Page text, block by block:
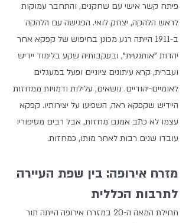
פיתח קשר אישי עם שחקנים, והתחבר עמוקות
לראש הלהקה, יצחק לואי. הפגישה עם הלהקה
ב-1911 הייתה רגע מכונן בחיפוש של קפקא אחר
יהדות "אותנטית", ובעקבותיה שקע בלימוד יידיש
ועברית, קרא עיתונים ציוניים ופעל במעגלים
לאומיים-יהודיים. נושאים, עלילות ודמויות ממחזות
היידיש שקפקא ראה, השפיעו על יצירותיו. קפקא
עצמו לא כתב אמנם מחזות, אבל רבים מסיפוריו
עובדו שנים רבות לאחר מותו, כמחזות.
מזרח אירופה: בין שפת העיירה
לתרבות הכללית
תחילת המאה ה-20 במזרח אירופה הייתה תור